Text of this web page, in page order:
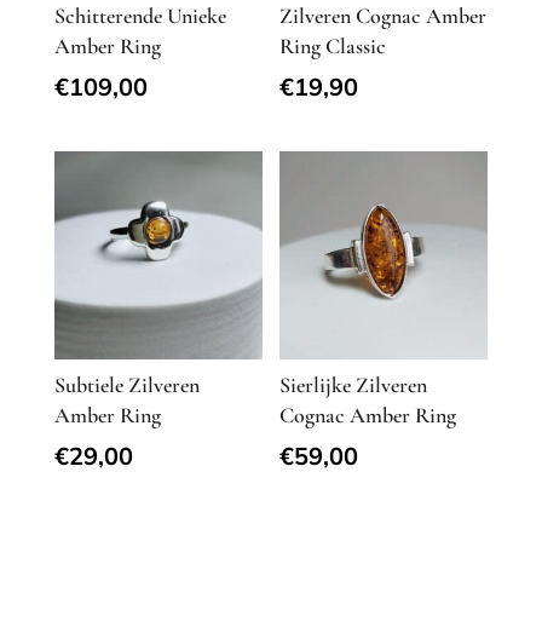
Schitterende Unieke
Amber Ring
€109,00
Zilveren Cognac Amber
Ring Classic
€19,90
Subtiele Zilveren
Amber Ring
€29,00
Sierlijke Zilveren
Cognac Amber Ring
€59,00